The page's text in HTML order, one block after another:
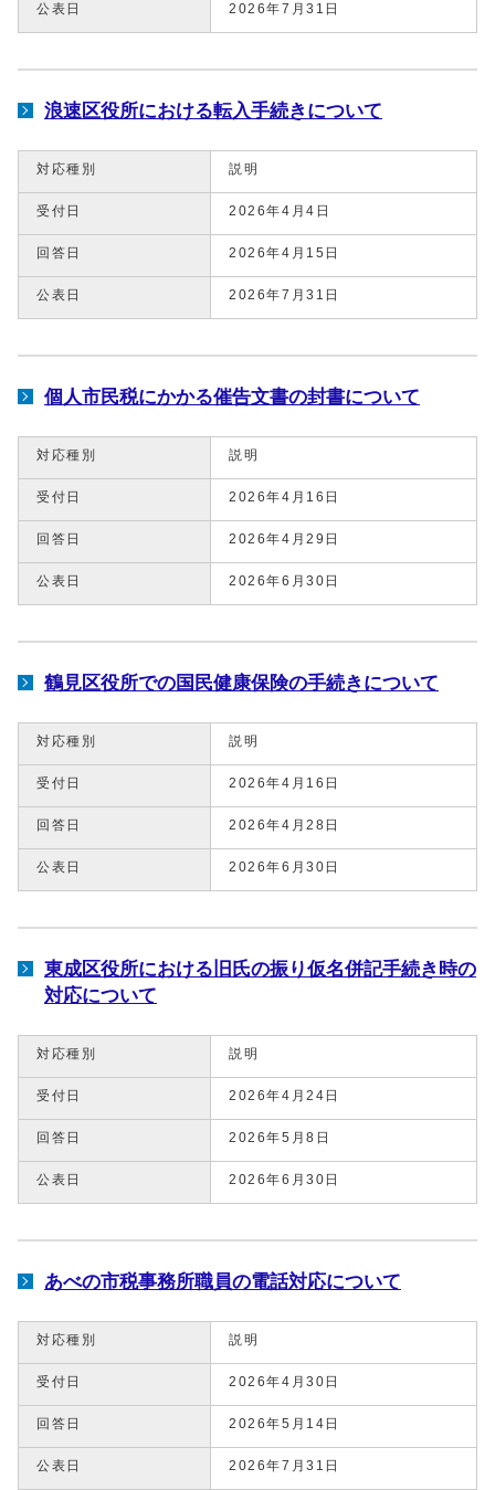
公表日 2026年7月31日
浪速区役所における転入手続きについて
対応種別 説明
受付日 2026年4月4日
回答日 2026年4月15日
公表日 2026年7月31日
個人市民税にかかる催告文書の封書について
対応種別 説明
受付日 2026年4月16日
回答日 2026年4月29日
公表日 2026年6月30日
鶴見区役所での国民健康保険の手続きについて
対応種別 説明
受付日 2026年4月16日
回答日 2026年4月28日
公表日 2026年6月30日
東成区役所における旧氏の振り仮名併記手続き時の
対応について
対応種別 説明
受付日 2026年4月24日
回答日 2026年5月8日
公表日 2026年6月30日
あべの市税事務所職員の電話対応について
対応種別 説明
受付日 2026年4月30日
回答日 2026年5月14日
公表日 2026年7月31日